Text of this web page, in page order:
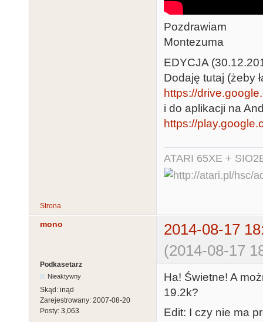
Pozdrawiam
Montezuma
EDYCJA
Dodaję tutaj (żeby
https://
i do aplikacji na
https://
ATARI 65XE +
Strona
mono
2014-08-17
(2014-08-17
Podkasetarz
Nieaktywny
Skąd: inąd
Zarejestrowany: 2007-08-20
Posty: 3,063
Ha! Świetne! A
19.2k?
Edit: I czy nie ma